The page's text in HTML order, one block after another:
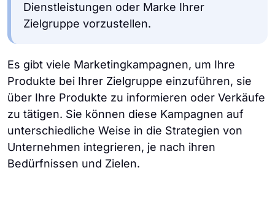
Dienstleistungen oder Marke Ihrer
Zielgruppe vorzustellen.
Es gibt viele Marketingkampagnen, um Ihre
Produkte bei Ihrer Zielgruppe einzuführen, sie
über Ihre Produkte zu informieren oder Verkäufe
zu tätigen. Sie können diese Kampagnen auf
unterschiedliche Weise in die Strategien von
Unternehmen integrieren, je nach ihren
Bedürfnissen und Zielen.